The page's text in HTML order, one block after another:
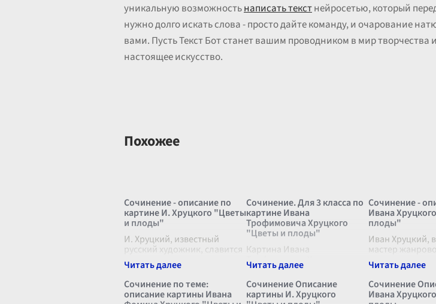
уникальную возможностьнаписать текстнейросетью, который
нужно долго искать слова - просто дайте команду, и очарование
вами. Пусть Текст Бот станет вашим проводником в мир
настоящее искусство.
Похожее
Сочинение - описание по
картине И. Хруцкого "Цветы
и плоды"
И. Хруцкий, известный
русский художник, славится
своими натюрмортами, в
которых мастерски
переплетаются элементы
как европейской школы, так
и тонкости национальной
Сочинение. Для 3 класса по
картине Ивана
Трофимовича Хруцкого
"Цветы и плоды"
Картина Ивана
Трофимовича Хруцкого
"Цветы и плоды"
привлекает взор своей
изысканной простотой и
невероятной
Сочинение -
Ивана
плоды"
Иван Хруцкий,
мастер
натюрморта, в
картине
создает
гармоничный
наполненный
Сочинение по теме:
описание картины Ивана
Сочинение Описание
картины И. Хруцкого
Сочинение
Ивана